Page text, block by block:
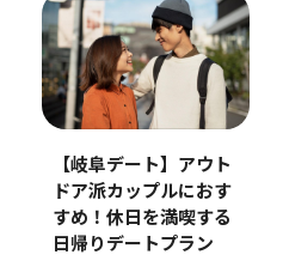
【岐阜デート】アウト
ドア派カップルにおす
すめ！休日を満喫する
日帰りデートプラン